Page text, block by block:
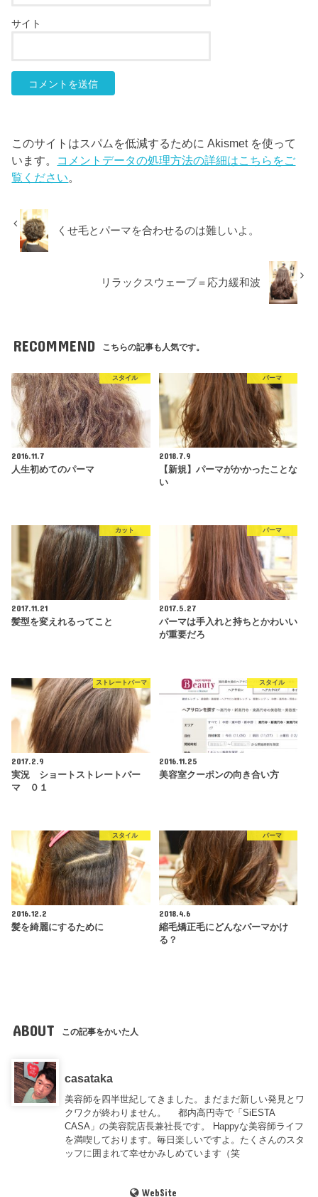
サイト
このサイトはスパムを低減するために Akismet を使って
います。 コメントデータの処理方法の詳細はこちらをご
覧ください。
くせ毛とパーマを合わせるのは難しいよ。
リラックスウェーブ＝応力緩和波
RECOMMEND こちらの記事も人気です。
スタイル
2016.11.7
人生初めてのパーマ
パーマ
2018.7.9
【新規】パーマがかかったことな
い
カット
2017.11.21
髪型を変えれるってこと
パーマ
2017.5.27
パーマは手入れと持ちとかわいい
が重要だろ
ストレートパーマ
2017.2.9
実況 ショートストレートパー
マ ０１
スタイル
2016.11.25
美容室クーポンの向き合い方
スタイル
2016.12.2
髪を綺麗にするために
パーマ
2018.4.6
縮毛矯正毛にどんなパーマかけ
る？
ABOUT この記事をかいた人
casataka
美容師を四半世紀してきました。まだまだ新しい発見とワ
クワクが終わりません。 都内高円寺で「SiESTA
CASA」の美容院店長兼社長です。 Happyな美容師ライフ
を満喫しております。毎日楽しいですよ。たくさんのスタ
ッフに囲まれて幸せかみしめています（笑
WebSite